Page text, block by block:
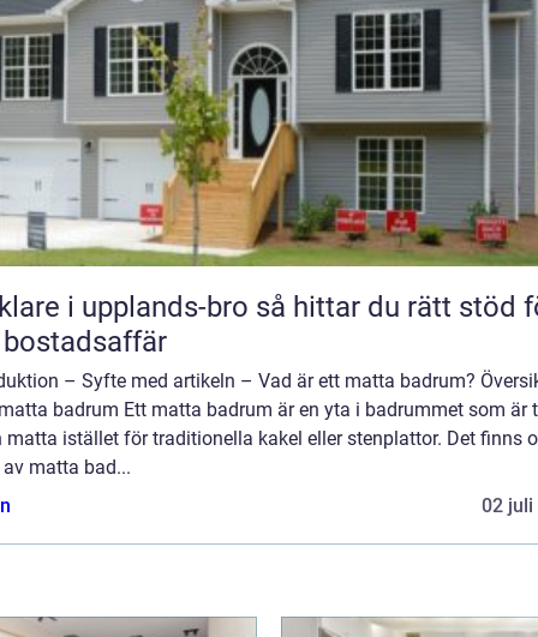
i upplands-bro så hittar du rätt stöd för
– Syfte med artikeln – Vad är ett matta badrum?
badrum Ett matta badrum är en yta i badrummet som är
matta istället för traditionella kakel eller stenplattor. Det finns
matta bad...
02 juli